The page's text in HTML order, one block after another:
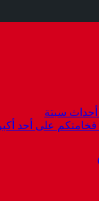
أحداث سبتة
على أحد